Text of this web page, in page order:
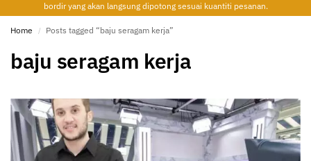
bordir yang akan langsung dipotong sesuai kuantiti pesanan.
Home / Posts tagged “baju seragam kerja”
baju seragam kerja